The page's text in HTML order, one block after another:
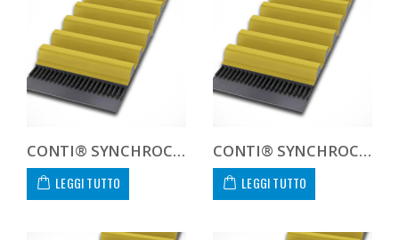
CONTI® SYNCHROCHAIN CARBON CTD 14M 1302 68 C
LEGGI TUTTO
CONTI® SYNCHROCHAIN CARBON CTD 14M 1302 90 C
LEGGI TUTTO